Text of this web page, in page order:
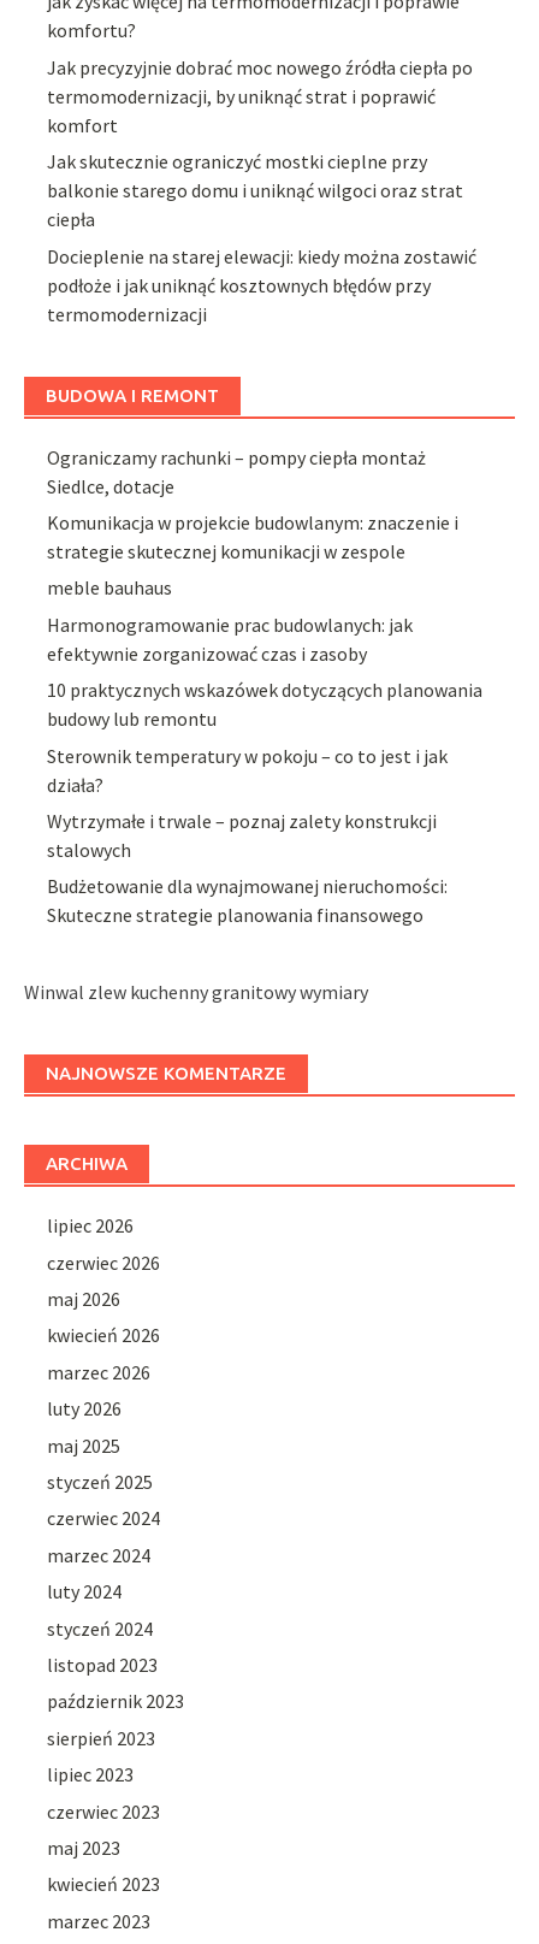
komfortu?
Jak precyzyjnie dobrać moc nowego źródła ciepła po
termomodernizacji, by uniknąć strat i poprawić
komfort
Jak skutecznie ograniczyć mostki cieplne przy
balkonie starego domu i uniknąć wilgoci oraz strat
ciepła
Docieplenie na starej elewacji: kiedy można zostawić
podłoże i jak uniknąć kosztownych błędów przy
termomodernizacji
BUDOWA I REMONT
Ograniczamy rachunki – pompy ciepła montaż
Siedlce, dotacje
Komunikacja w projekcie budowlanym: znaczenie i
strategie skutecznej komunikacji w zespole
meble bauhaus
Harmonogramowanie prac budowlanych: jak
efektywnie zorganizować czas i zasoby
10 praktycznych wskazówek dotyczących planowania
budowy lub remontu
Sterownik temperatury w pokoju – co to jest i jak
działa?
Wytrzymałe i trwale – poznaj zalety konstrukcji
stalowych
Budżetowanie dla wynajmowanej nieruchomości:
Skuteczne strategie planowania finansowego
Winwal zlew kuchenny granitowy wymiary
NAJNOWSZE KOMENTARZE
ARCHIWA
lipiec 2026
czerwiec 2026
maj 2026
kwiecień 2026
marzec 2026
luty 2026
maj 2025
styczeń 2025
czerwiec 2024
marzec 2024
luty 2024
styczeń 2024
listopad 2023
październik 2023
sierpień 2023
lipiec 2023
czerwiec 2023
maj 2023
kwiecień 2023
marzec 2023